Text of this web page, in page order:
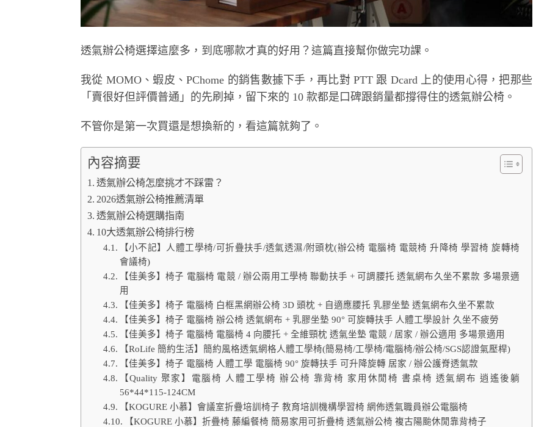
透氣辦公椅選擇這麼多，到底哪款才真的好用？這篇直接幫你做完功課。
我從 MOMO、蝦皮、PChome 的銷售數據下手，再比對 PTT 跟 Dcard 上的使用心得，把那些
「賣很好但評價普通」的先刷掉，留下來的 10 款都是口碑跟銷量都撐得住的透氣辦公椅。
不管你是第一次買還是想換新的，看這篇就夠了。
內容摘要
透氣辦公椅怎麼挑才不踩雷？
2026透氣辦公椅推薦清單
透氣辦公椅選購指南
10大透氣辦公椅排行榜
【小不記】人體工學椅/可折疊扶手/透氣透濕/附頭枕(辦公椅 電腦椅 電競椅 升降椅 學習椅 旋轉椅
會議椅)
【佳美多】椅子 電腦椅 電競 / 辦公兩用工學椅 聯動扶手 + 可調腰托 透氣網布久坐不累款 多場景適
用
【佳美多】椅子 電腦椅 白框黑網辦公椅 3D 頭枕 + 自適應腰托 乳膠坐墊 透氣網布久坐不累款
【佳美多】椅子 電腦椅 辦公椅 透氣網布 + 乳膠坐墊 90° 可旋轉扶手 人體工學設計 久坐不疲勞
【佳美多】椅子 電腦椅 電腦椅 4 向腰托 + 全維頸枕 透氣坐墊 電競 / 居家 / 辦公適用 多場景適用
【RoLife 簡約生活】簡約風格透氣網格人體工學椅(簡易椅/工學椅/電腦椅/辦公椅/SGS認證氣壓桿)
【佳美多】椅子 電腦椅 人體工學 電腦椅 90° 旋轉扶手 可升降旋轉 居家 / 辦公護脊透氣款
【Quality 聚家】電腦椅 人體工學椅 辦公椅 靠背椅 家用休閒椅 書桌椅 透氣網布 逍遙後躺
56*44*115-124CM
【KOGURE 小慕】會議室折疊培訓椅子 教育培訓機構學習椅 網佈透氣職員辦公電腦椅
【KOGURE 小慕】折疊椅 藤編餐椅 簡易家用可折疊椅 透氣辦公椅 複古陽颱休閒靠背椅子